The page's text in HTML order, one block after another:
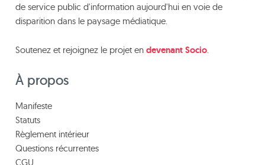
de service public d'information aujourd'hui en voie de
disparition dans le paysage médiatique.
Soutenez et rejoignez le projet en devenant Socio.
À propos
Manifeste
Statuts
Règlement intérieur
Questions récurrentes
CGU